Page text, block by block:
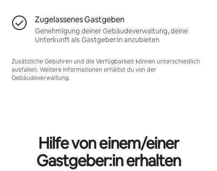
Zugelassenes Gastgeben
Genehmigung deiner Gebäudeverwaltung, deine
Unterkunft als Gastgeber:in anzubieten
Zusätzliche Gebühren und die Verfügbarkeit können unterschiedlich
ausfallen. Weitere Informationen erhältst du von der
Gebäudeverwaltung.
Hilfe von einem/einer
Gastgeber:in erhalten